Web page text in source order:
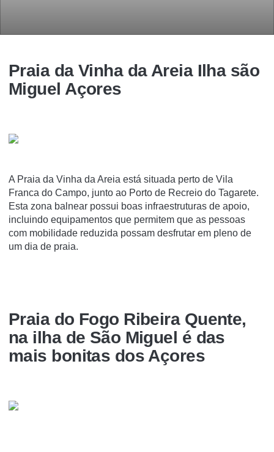
Praia da Vinha da Areia Ilha são
Miguel Açores
A Praia da Vinha da Areia está situada perto de Vila
Franca do Campo, junto ao Porto de Recreio do Tagarete.
Esta zona balnear possui boas infraestruturas de apoio,
incluindo equipamentos que permitem que as pessoas
com mobilidade reduzida possam desfrutar em pleno de
um dia de praia.
Praia do Fogo Ribeira Quente,
na ilha de São Miguel é das
mais bonitas dos Açores